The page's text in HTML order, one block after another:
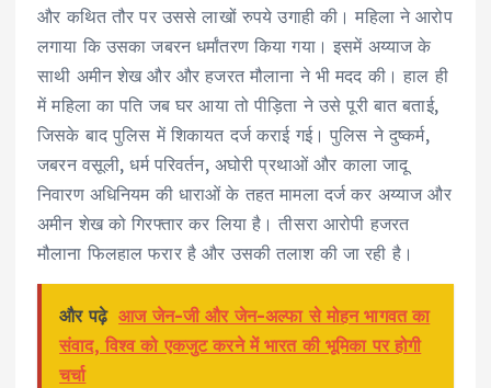
और कथित तौर पर उससे लाखों रुपये उगाही की। महिला ने आरोप
लगाया कि उसका जबरन धर्मांतरण किया गया। इसमें अय्याज के
साथी अमीन शेख और और हजरत मौलाना ने भी मदद की। हाल ही
में महिला का पति जब घर आया तो पीड़िता ने उसे पूरी बात बताई,
जिसके बाद पुलिस में शिकायत दर्ज कराई गई। पुलिस ने दुष्कर्म,
जबरन वसूली, धर्म परिवर्तन, अघोरी प्रथाओं और काला जादू
निवारण अधिनियम की धाराओं के तहत मामला दर्ज कर अय्याज और
अमीन शेख को गिरफ्तार कर लिया है। तीसरा आरोपी हजरत
मौलाना फिलहाल फरार है और उसकी तलाश की जा रही है।
और पढ़े आज जेन-जी और जेन-अल्फा से मोहन भागवत का
संवाद, विश्व को एकजुट करने में भारत की भूमिका पर होगी
चर्चा